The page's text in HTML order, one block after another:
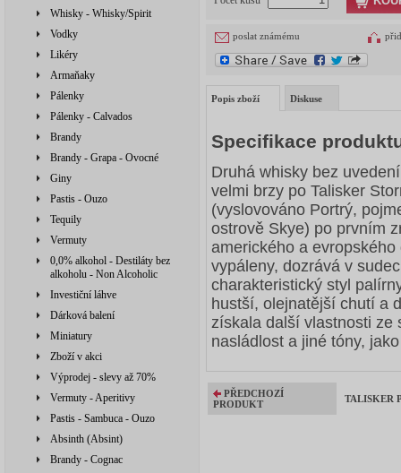
Whisky - Whisky/Spirit
Vodky
Likéry
Armaňaky
Pálenky
Pálenky - Calvados
Brandy
Brandy - Grapa - Ovocné
Giny
Pastis - Ouzo
Tequily
Vermuty
0,0% alkohol - Destiláty bez
alkoholu - Non Alcoholic
Investiční láhve
Dárková balení
Miniatury
Zboží v akci
Výprodej - slevy až 70%
Vermuty - Aperitivy
Pastis - Sambuca - Ouzo
Absinth (Absint)
Brandy - Cognac
poslat známému
Popis zboží Diskuse
Specifikace
Druhá whisky bez
velmi brzy po Talisker
(vyslovováno Portrý,
ostrově Skye) po prvním
amerického a
vypáleny, dozrává v
charakteristický styl
hustší, olejnatější chutí a
získala další vlastnosti ze
nasládlost a jiné tóny,
PŘEDCHOZÍ
PRODUKT
TALISKER